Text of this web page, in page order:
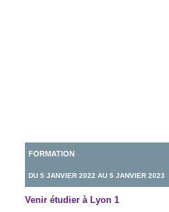
FORMATION
DU 5 JANVIER 2022 AU 5 JANVIER 2023
Venir étudier à Lyon 1